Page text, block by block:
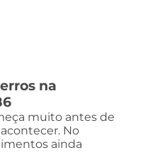
na
muito antes de
No
ainda